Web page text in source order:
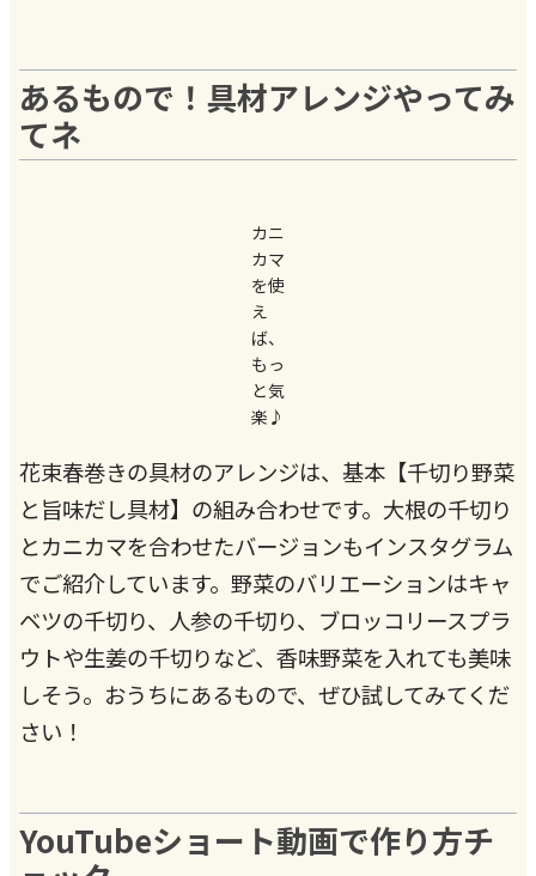
あるもので！具材アレンジやってみ
てネ
カニ
カマ
を使
え
ば、
もっ
と気
楽♪
花束春巻きの具材のアレンジは、基本【千切り野菜
と旨味だし具材】の組み合わせです。大根の千切り
とカニカマを合わせたバージョンもインスタグラム
でご紹介しています。野菜のバリエーションはキャ
ベツの千切り、人参の千切り、ブロッコリースプラ
ウトや生姜の千切りなど、香味野菜を入れても美味
しそう。おうちにあるもので、ぜひ試してみてくだ
さい！
YouTubeショート動画で作り方チ